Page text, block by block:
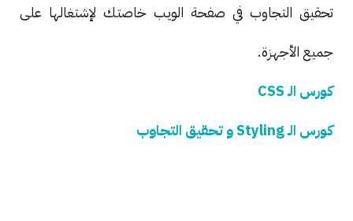
تحقيق التجاوب في صفحة الويب خاصتك لإشتغالها على
جميع الأجهزة.
كورس الـ CSS
كورس الـ Styling و تحقيق التجاوب